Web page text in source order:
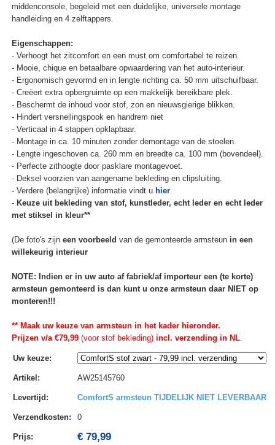
middenconsole, begeleid met een duidelijke, universele montage
handleiding en 4 zelftappers.
Eigenschappen:
- Verhoogt het zitcomfort en een must om comfortabel te reizen.
- Mooie, chique en betaalbare opwaardering van het auto-interieur.
- Ergonomisch gevormd en in lengte richting ca. 50 mm uitschuifbaar.
- Creëert extra opbergruimte op een makkelijk bereikbare plek.
- Beschermt de inhoud voor stof, zon en nieuwsgierige blikken.
- Hindert versnellingspook en handrem niet
- Verticaal in 4 stappen opklapbaar.
- Montage in ca. 10 minuten zonder demontage van de stoelen.
- Lengte ingeschoven ca. 260 mm en breedte ca. 100 mm (bovendeel).
- Perfecte zithoogte door pasklare montagevoet.
- Deksel voorzien van aangename bekleding en clipsluiting.
- Verdere (belangrijke) informatie vindt u hier.
- Keuze uit bekleding van stof, kunstleder, echt leder en echt leder
met stiksel in kleur**
(De foto's zijn een voorbeeld van de gemonteerde armsteun in een
willekeurig interieur
NOTE: Indien er in uw auto af fabriek/af importeur een (te korte)
armsteun gemonteerd is dan kunt u onze armsteun daar NIET op
monteren!!!
** Maak uw keuze van armsteun in het kader hieronder.
Prijzen v/a €79,99(voor stof bekleding)incl. verzending in NL.
Uw keuze:
Artikel : AW25145760
Levertijd : ComfortS armsteun TIJDELIJK NIET LEVERBAAR
Verzendkosten: 0
Prijs: € 79,99